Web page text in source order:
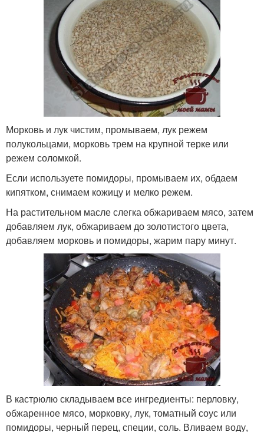
Морковь и лук чистим, промываем, лук режем
полукольцами, морковь трем на крупной терке или
режем соломкой.
Если используете помидоры, промываем их, обдаем
кипятком, снимаем кожицу и мелко режем.
На растительном масле слегка обжариваем мясо, затем
добавляем лук, обжариваем до золотистого цвета,
добавляем морковь и помидоры, жарим пару минут.
В кастрюлю складываем все ингредиенты: перловку,
обжаренное мясо, морковку, лук, томатный соус или
помидоры, черный перец, специи, соль. Вливаем воду,